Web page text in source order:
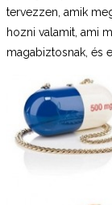
tervezzen, amik
hozni valamit, ami
magabiztosnak, és